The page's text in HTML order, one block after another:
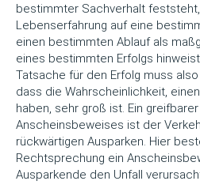
bestimmter Sachverhalt
Lebenserfahrung auf eine
einen bestimmten Ablauf als
eines bestimmten Erfolgs
Tatsache für den Erfolg muss
dass die Wahrscheinlichkeit,
haben, sehr groß ist. Ein
Anscheinsbeweises ist der
rückwärtigen Ausparken. Hier
Rechtsprechung ein
Ausparkende den Unfall